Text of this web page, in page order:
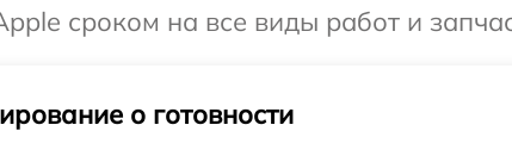
сроком на все виды работ и
о готовности